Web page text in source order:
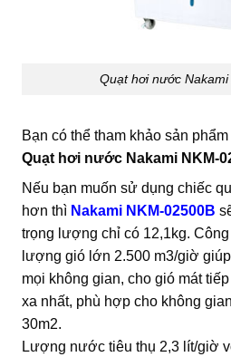
Quạt hơi nước
Bạn có thể tham khảo sản phẩm
Quạt hơi nước Nakami NKM-
Nếu bạn muốn sử dụng chiếc
hơn thì Nakami NKM-02500B
trọng lượng chỉ có 12,1kg.
lượng gió lớn 2.500 m3/giờ
mọi không gian, cho gió mát
xa nhất, phù hợp cho không
30m2.
Lượng nước tiêu thụ 2,3 lít/giờ